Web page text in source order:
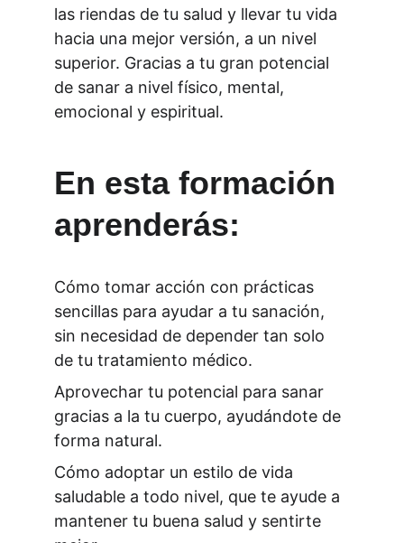
las riendas de tu salud y llevar tu vida
hacia una mejor versión, a un nivel
superior. Gracias a tu gran potencial
de sanar a nivel físico, mental,
emocional y espiritual.
En esta formación
aprenderás:
Cómo tomar acción con prácticas
sencillas para ayudar a tu sanación,
sin necesidad de depender tan solo
de tu tratamiento médico.
Aprovechar tu potencial para sanar
gracias a la tu cuerpo, ayudándote de
forma natural.
Cómo adoptar un estilo de vida
saludable a todo nivel, que te ayude a
mantener tu buena salud y sentirte